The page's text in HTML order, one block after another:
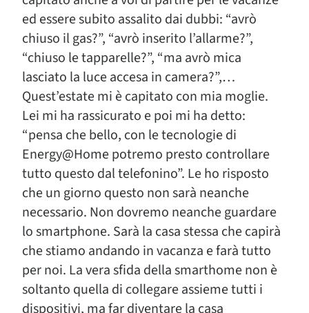
ed essere subito assalito dai dubbi: “avrò
chiuso il gas?”, “avrò inserito l’allarme?”,
“chiuso le tapparelle?”, “ma avrò mica
lasciato la luce accesa in camera?”,…
Quest’estate mi è capitato con mia moglie.
Lei mi ha rassicurato e poi mi ha detto:
“pensa che bello, con le tecnologie di
Energy@Home potremo presto controllare
tutto questo dal telefonino”. Le ho risposto
che un giorno questo non sarà neanche
necessario. Non dovremo neanche guardare
lo smartphone. Sarà la casa stessa che capirà
che stiamo andando in vacanza e farà tutto
per noi. La vera sfida della smarthome non è
soltanto quella di collegare assieme tutti i
dispositivi, ma far diventare la casa